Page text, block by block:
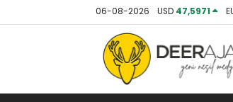
06-08-2026 USD 47,5971
Hava Durumu
Trafik Durumu